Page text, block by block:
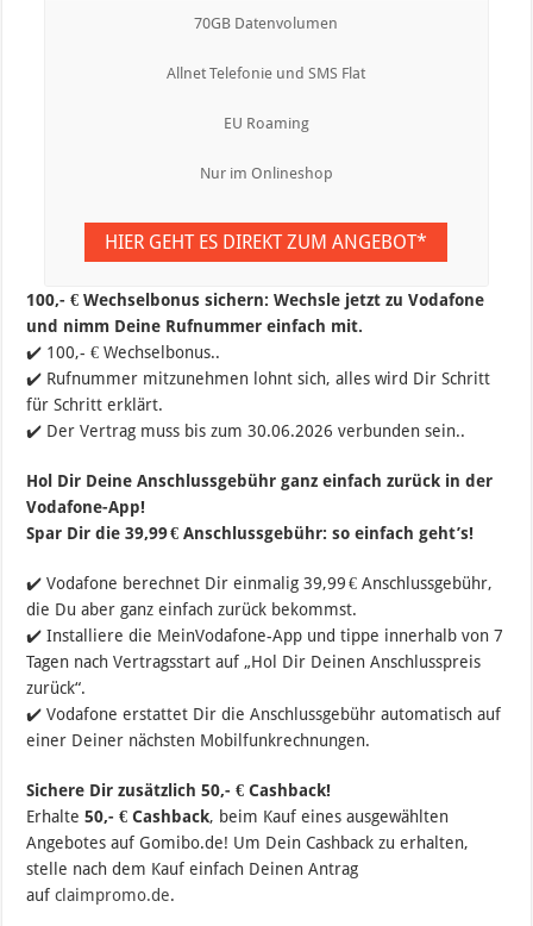
70GB Datenvolumen
Allnet Telefonie und SMS Flat
EU Roaming
Nur im Onlineshop
HIER GEHT ES DIREKT ZUM ANGEBOT*
100,- € Wechselbonus sichern: Wechsle jetzt zu Vodafone
und nimm Deine Rufnummer einfach mit.
✔️ 100,- € Wechselbonus..
✔️ Rufnummer mitzunehmen lohnt sich, alles wird Dir Schritt
für Schritt erklärt.
✔️ Der Vertrag muss bis zum 30.06.2026 verbunden sein..
Hol Dir Deine Anschlussgebühr ganz einfach zurück in der
Vodafone-App!
Spar Dir die 39,99 € Anschlussgebühr: so einfach geht’s!
✔️ Vodafone berechnet Dir einmalig 39,99 € Anschlussgebühr,
die Du aber ganz einfach zurück bekommst.
✔️ Installiere die MeinVodafone-App und tippe innerhalb von 7
Tagen nach Vertragsstart auf „Hol Dir Deinen Anschlusspreis
zurück“.
✔️ Vodafone erstattet Dir die Anschlussgebühr automatisch auf
einer Deiner nächsten Mobilfunkrechnungen.
Sichere Dir zusätzlich 50,- € Cashback!
Erhalte50,- € Cashback, beim Kauf eines ausgewählten
Angebotes auf Gomibo.de! Um Dein Cashback zu erhalten,
stelle nach dem Kauf einfach Deinen Antrag
aufclaimpromo.de.